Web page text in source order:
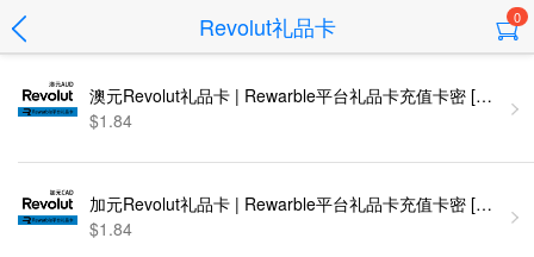
Revolut礼品卡 0
澳元Revolut礼品卡 | Rewarble平台礼品卡充值卡密 [自动发
$1.84
加元Revolut礼品卡 | Rewarble平台礼品卡充值卡密 [自动发
$1.84